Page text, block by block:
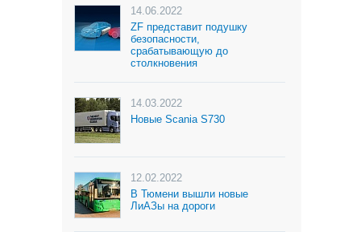
14.06.2022
ZF представит подушку
безопасности,
срабатывающую до
столкновения
14.03.2022
Новые Scania S730
12.02.2022
В Тюмени вышли новые
ЛиАЗы на дороги